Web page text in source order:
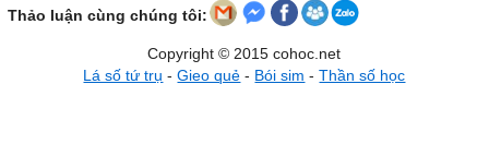
Thảo luận cùng chúng tôi:
Copyright © 2015 cohoc.net
Lá số tứ trụ -Gieo quẻ - Bói sim -Thần số học